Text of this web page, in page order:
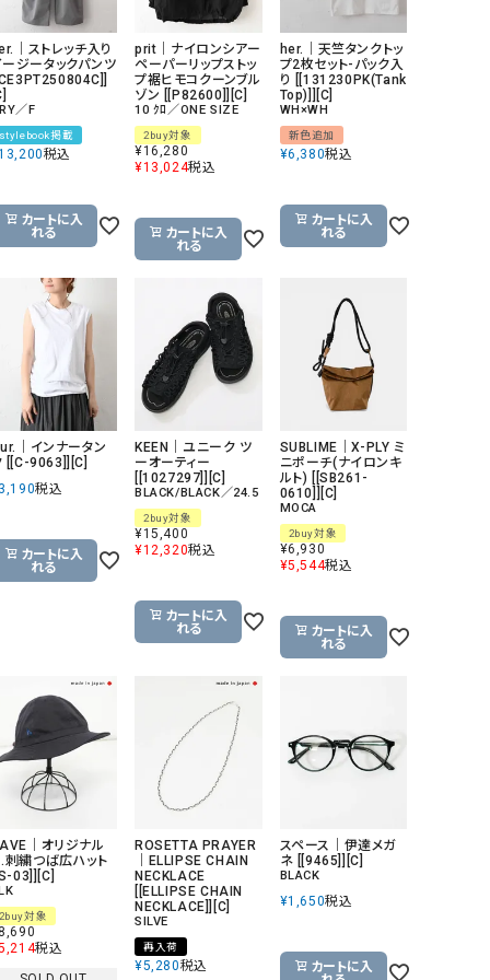
｜ストレッチ入り
ージータックパンツ
／F
stylebook掲載
税込
カートに入
れる
prit｜ナイロンシアー
ペーパーリップストッ
プ裾ヒモコクーンブル
ゾン [[P82600]][C]
10 ｸﾛ／ONE SIZE
2buy対象
¥16,280
¥13,024税込
カートに入
れる
her.｜天竺タンクトッ
プ2枚セット-パック入
り [[131230PK(Tank
Top)]][C]
WH×WH
新色追加
¥6,380税込
カートに入
れる
｜インナータン
[[C-9063]][C]
3,190税込
カートに入
れる
KEEN｜ユニーク ツ
ーオーティー
[[1027297]][C]
BLACK/BLACK／24.5
2buy対象
¥15,400
¥12,320税込
カートに入
れる
SUBLIME｜X-PLY ミ
ニポーチ(ナイロンキ
ルト) [[SB261-
0610]][C]
MOCA
2buy対象
¥6,930
¥5,544税込
カートに入
れる
｜オリジナル
.刺繍つば広ハット
03]][C]
2buy対象
8,690
税込
ROSETTA PRAYER
｜ELLIPSE CHAIN
NECKLACE
[[ELLIPSE CHAIN
NECKLACE]][C]
SILVE
再入荷
¥5,280税込
スペース｜伊達メガ
ネ [[9465]][C]
BLACK
¥1,650税込
カートに入